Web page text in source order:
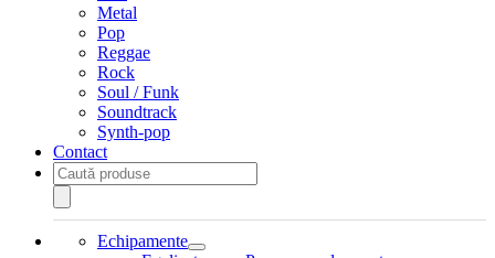
Metal
Pop
Reggae
Rock
Soul / Funk
Soundtrack
Synth-pop
Contact
Products
search
Echipamente
Extinde